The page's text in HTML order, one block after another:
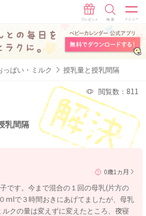
っぱい・ミルク 授乳量と授乳間隔
閲覧数：811
乳間隔
0歳1カ月
です。今まで混合の１回の母乳(片方の
mlで３時間おきにあげてましたが、母乳
クの量は変えずに変えたところ、夜寝